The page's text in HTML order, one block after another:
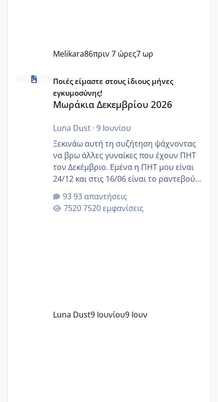
Melikara86πριν 7 ώρες7 ωρ
Μωράκια Δεκεμβρίου 2026
Ποιές είμαστε στους ίδιους μήνες
εγκυμοσύνης!
Μωράκια Δεκεμβρίου 2026
Luna Dust· 9 Ιουνίου
Ξεκινάω αυτή τη συζήτηση ψάχνοντας
να βρω άλλες γυναίκες που έχουν ΠΗΤ
τον Δεκέμβριο. Εμένα η ΠΗΤ μου είναι
24/12 και στις 16/06 είναι το ραντεβού
της αυχενικής διαφάνειας. Έχω αρκετό
άγχος και οι μέρες δεν φαίνεται να
περνάνε με τίποτα.
93 απαντήσεις
7520 εμφανίσεις
Luna Dust9 Ιουνίου9 Ιουν